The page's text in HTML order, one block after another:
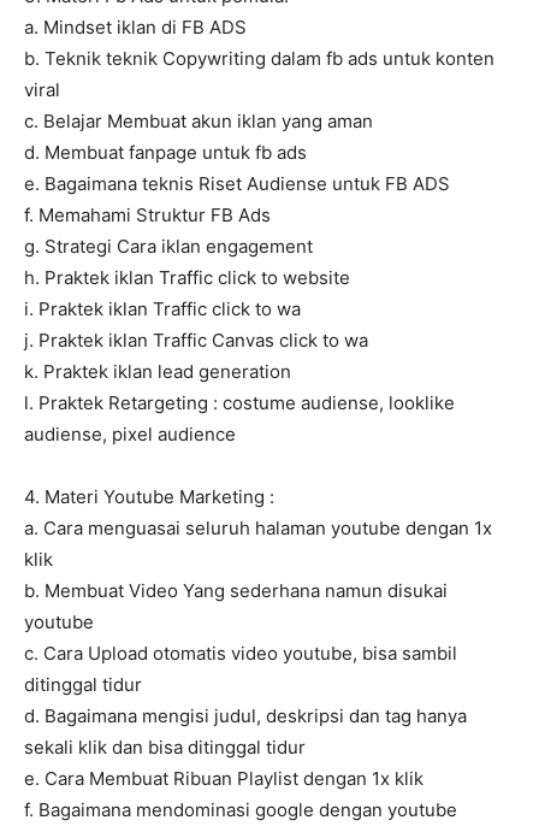
a. Mindset iklan di FB ADS
b. Teknik teknik Copywriting dalam fb ads untuk konten
viral
c. Belajar Membuat akun iklan yang aman
d. Membuat fanpage untuk fb ads
e. Bagaimana teknis Riset Audiense untuk FB ADS
f. Memahami Struktur FB Ads
g. Strategi Cara iklan engagement
h. Praktek iklan Traffic click to website
i. Praktek iklan Traffic click to wa
j. Praktek iklan Traffic Canvas click to wa
k. Praktek iklan lead generation
l. Praktek Retargeting : costume audiense, looklike
audiense, pixel audience
4. Materi Youtube Marketing :
a. Cara menguasai seluruh halaman youtube dengan 1x
klik
b. Membuat Video Yang sederhana namun disukai
youtube
c. Cara Upload otomatis video youtube, bisa sambil
ditinggal tidur
d. Bagaimana mengisi judul, deskripsi dan tag hanya
sekali klik dan bisa ditinggal tidur
e. Cara Membuat Ribuan Playlist dengan 1x klik
f. Bagaimana mendominasi google dengan youtube